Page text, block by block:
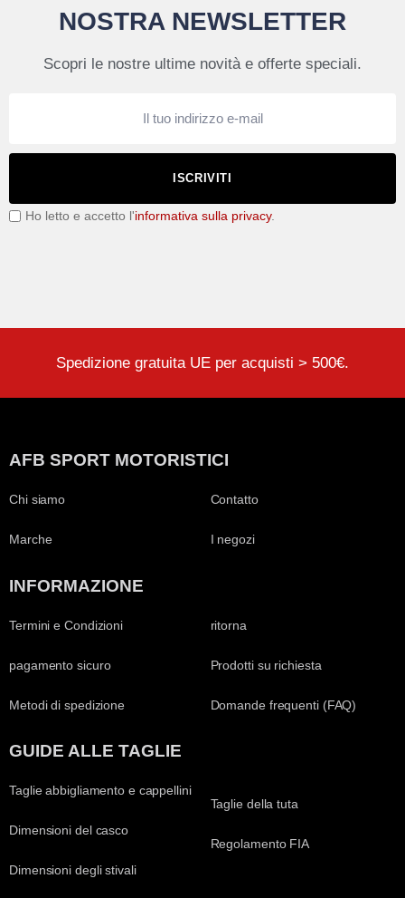
NOSTRA NEWSLETTER
Scopri le nostre ultime novità e offerte speciali.
ISCRIVITI
Ho letto e accetto l'informativa sulla privacy.
Spedizione gratuita UE per acquisti > 500€.
AFB SPORT MOTORISTICI
Chi siamo
Marche
Contatto
I negozi
INFORMAZIONE
Termini e Condizioni
pagamento sicuro
Metodi di spedizione
ritorna
Prodotti su richiesta
Domande frequenti (FAQ)
GUIDE ALLE TAGLIE
Taglie abbigliamento e cappellini
Dimensioni del casco
Dimensioni degli stivali
Taglie della tuta
Regolamento FIA